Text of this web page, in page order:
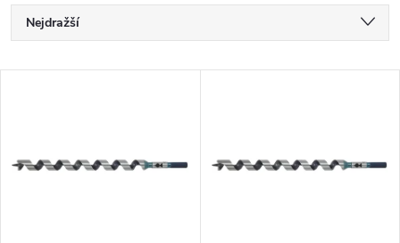
Ř
a
e
Nejdražší
p